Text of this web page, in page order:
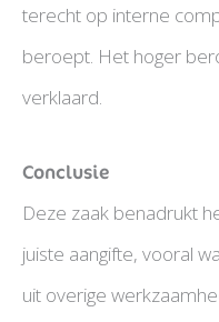
terecht op interne
beroept. Het hoger
verklaard.
Conclusie
Deze zaak benadrukt
juiste aangifte, vooral
uit overige